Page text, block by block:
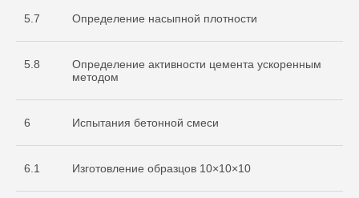
5.7 Определение насыпной плотности
5.8
Определение активности цемента ускоренным
методом
6 Испытания бетонной смеси
6.1 Изготовление образцов 10×10×10